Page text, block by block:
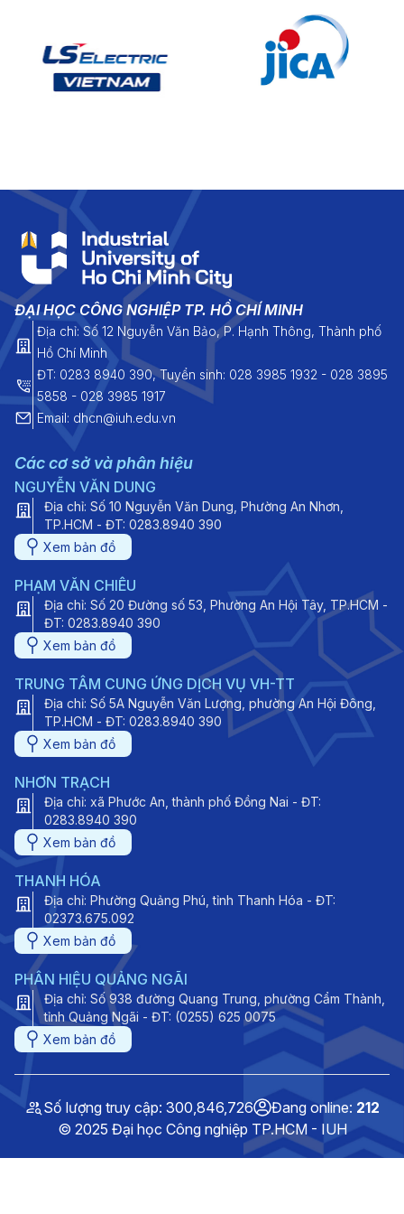
ĐẠI HỌC CÔNG NGHIỆP TP. HỒ CHÍ MINH
Địa chỉ: Số 12 Nguyễn Văn Bảo, P. Hạnh Thông, Thành phố
Hồ Chí Minh
ĐT: 0283 8940 390, Tuyển sinh: 028 3985 1932 - 028 3895
5858 - 028 3985 1917
Email: dhcn@iuh.edu.vn
Các cơ sở và phân hiệu
NGUYỄN VĂN DUNG
Địa chỉ: Số 10 Nguyễn Văn Dung, Phường An Nhơn,
TP.HCM - ĐT: 0283.8940 390
Xem bản đồ
PHẠM VĂN CHIÊU
Địa chỉ: Số 20 Đường số 53, Phường An Hội Tây, TP.HCM -
ĐT: 0283.8940 390
Xem bản đồ
TRUNG TÂM CUNG ỨNG DỊCH VỤ VH-TT
Địa chỉ: Số 5A Nguyễn Văn Lượng, phường An Hội Đông,
TP.HCM - ĐT: 0283.8940 390
Xem bản đồ
NHƠN TRẠCH
Địa chỉ: xã Phước An, thành phố Đồng Nai - ĐT:
0283.8940 390
Xem bản đồ
THANH HÓA
Địa chỉ: Phường Quảng Phú, tỉnh Thanh Hóa - ĐT:
02373.675.092
Xem bản đồ
PHÂN HIỆU QUẢNG NGÃI
Địa chỉ: Số 938 đường Quang Trung, phường Cẩm Thành,
tỉnh Quảng Ngãi - ĐT: (0255) 625 0075
Xem bản đồ
Số lượng truy cập: 300,846,726 Đang online: 212
© 2025 Đại học Công nghiệp TP.HCM - IUH